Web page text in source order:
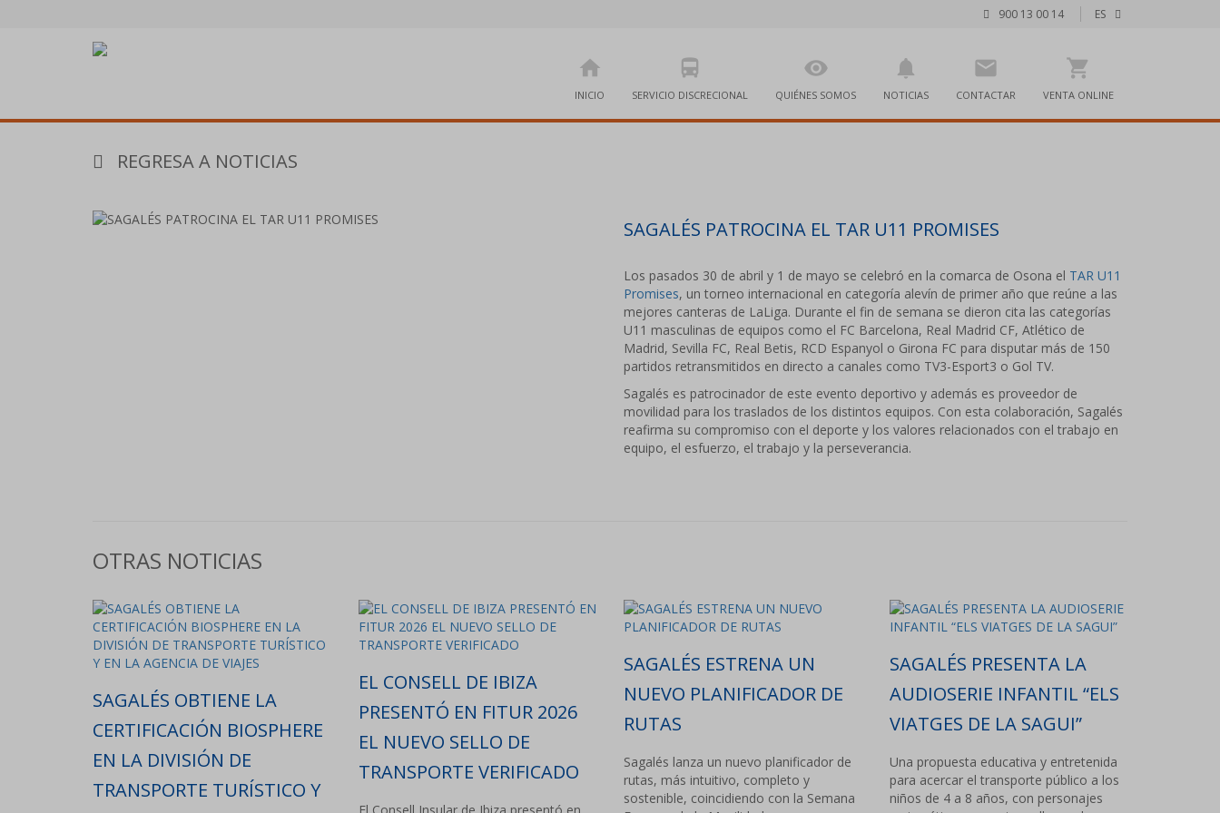
900 13 00 14 ES
home
INICIO
directions_bus
SERVICIO DISCRECIONAL
visibility
QUIÉNES SOMOS
notifications
NOTICIAS
mail
CONTACTAR
shopping_cart
VENTA ONLINE
REGRESA A NOTICIAS
SAGALÉS PATROCINA EL TAR U11 PROMISES
Los pasados 30 de abril y 1 de mayo se celebró en la comarca de Osona el TAR U11
Promises, un torneo internacional en categoría alevín de primer año que reúne a las
mejores canteras de LaLiga. Durante el fin de semana se dieron cita las categorías
U11 masculinas de equipos como el FC Barcelona, Real Madrid CF, Atlético de
Madrid, Sevilla FC, Real Betis, RCD Espanyol o Girona FC para disputar más de 150
partidos retransmitidos en directo a canales como TV3-Esport3 o Gol TV.
Sagalés es patrocinador de este evento deportivo y además es proveedor de
movilidad para los traslados de los distintos equipos. Con esta colaboración, Sagalés
reafirma su compromiso con el deporte y los valores relacionados con el trabajo en
equipo, el esfuerzo, el trabajo y la perseverancia.
OTRAS NOTICIAS
SAGALÉS OBTIENE LA
CERTIFICACIÓN BIOSPHERE
EN LA DIVISIÓN DE
TRANSPORTE TURÍSTICO Y
EL CONSELL DE IBIZA
PRESENTÓ EN FITUR 2026
EL NUEVO SELLO DE
TRANSPORTE VERIFICADO
SAGALÉS ESTRENA UN
NUEVO PLANIFICADOR DE
RUTAS
Sagalés lanza un nuevo planificador de
rutas, más intuitivo, completo y
sostenible, coincidiendo con la Semana
SAGALÉS PRESENTA LA
AUDIOSERIE INFANTIL “ELS
VIATGES DE LA SAGUI”
Una propuesta educativa y entretenida
para acercar el transporte público a los
niños de 4 a 8 años, con personajes